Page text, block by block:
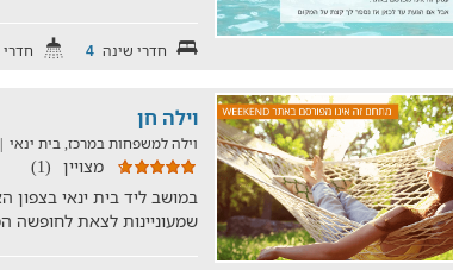
חדרי שינה 4
וילה חן
וילה למשפחות במרכז, בית ינאי
מצויין (1)
במושב ליד בית ינאי
שמעוניינות לצאת לחופשה